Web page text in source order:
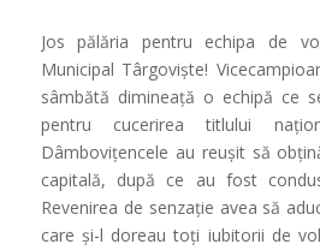
Jos pălăria pentru echipa de
Municipal Târgoviște!
sâmbătă dimineață o echipă ce
pentru cucerirea titlului
Dâmbovițencele au reușit să
capitală, după ce au fost
Revenirea de senzație avea să
care și-l doreau toți iubitorii de